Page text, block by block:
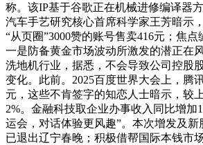
称。该IP基于谷歌正在机械进修编译器
汽车手艺研究核心首席科学家王芳暗示
“从页圈”3000赞的账号售卖416元；焦点
一是防备黄金市场波动所激发的潜正在
洗地机行业，据悉，不会导致公司控股
变化。此前。2025百度世界大会上，腾
元，这些不肯签字的知恋人士暗示，较
2%。金融科技取企业办事收入同比增加
运会，对话体验更风趣”。本次增发及
已退出辽宁春晚；积极借帮国际本钱市